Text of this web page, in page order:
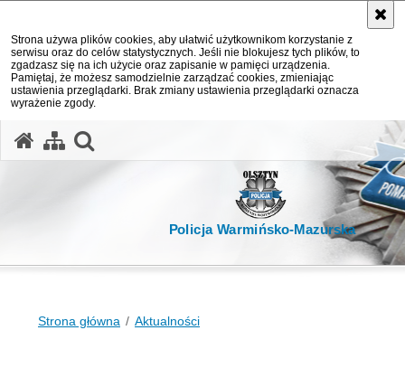
Strona używa plików cookies, aby ułatwić użytkownikom korzystanie z
serwisu oraz do celów statystycznych. Jeśli nie blokujesz tych plików, to
zgadzasz się na ich użycie oraz zapisanie w pamięci urządzenia.
Pamiętaj, że możesz samodzielnie zarządzać cookies, zmieniając
ustawienia przeglądarki. Brak zmiany ustawienia przeglądarki oznacza
wyrażenie zgody.
Policja Warmińsko-Mazurska
Strona główna Aktualności